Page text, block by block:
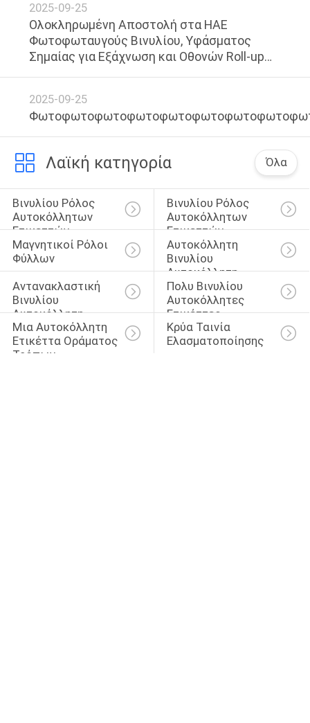
2025-09-25
Ολοκληρωμένη Αποστολή στα ΗΑΕ
Φωτοφωταυγούς Βινυλίου, Υφάσματος
Σημαίας για Εξάχνωση και Οθονών Roll-up
2025-09-25
Λαϊκή κατηγορία Όλα
Βινυλίου Ρόλος
Αυτοκόλλητων
Ετικεττών
Βινυλίου Ρόλος
Αυτοκόλλητων
Ετικεττών
Πατωμάτων
Μαγνητικοί Ρόλοι
Φύλλων
Αυτοκόλλητη
Βινυλίου
Αυτοκόλλητη
Ετικέττα
Αντανακλαστική
Βινυλίου
Αυτοκόλλητη
Ετικέττα
Πολυ Βινυλίου
Αυτοκόλλητες
Ετικέττες
Χρώματος
Μια Αυτοκόλλητη
Ετικέττα Οράματος
Τρόπων
Κρύα Ταινία
Ελασματοποίησης